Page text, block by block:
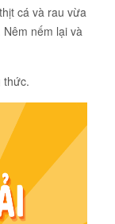
cá và rau vừa
nếm lại và
thức.